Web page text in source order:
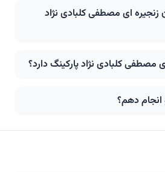
ای مصطفی کلبادی نژاد
مصطفی کلبادی نژاد پارکینگ دارد؟
انجام دهم؟